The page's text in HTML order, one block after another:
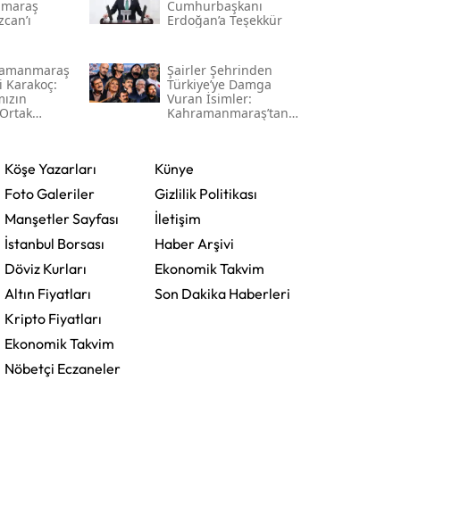
Cumhurbaşkanı
Erdoğan’a Teşekkür
Şairler Şehrinden
Türkiye’ye Damga
Vuran İsimler:
Kahramanmaraş’tan
Köşe Yazarları
Foto Galeriler
Manşetler Sayfası
İstanbul Borsası
Döviz Kurları
Altın Fiyatları
Kripto Fiyatları
Ekonomik Takvim
Nöbetçi Eczaneler
Künye
Gizlilik Politikası
İletişim
Haber Arşivi
Ekonomik Takvim
Son Dakika Haberleri